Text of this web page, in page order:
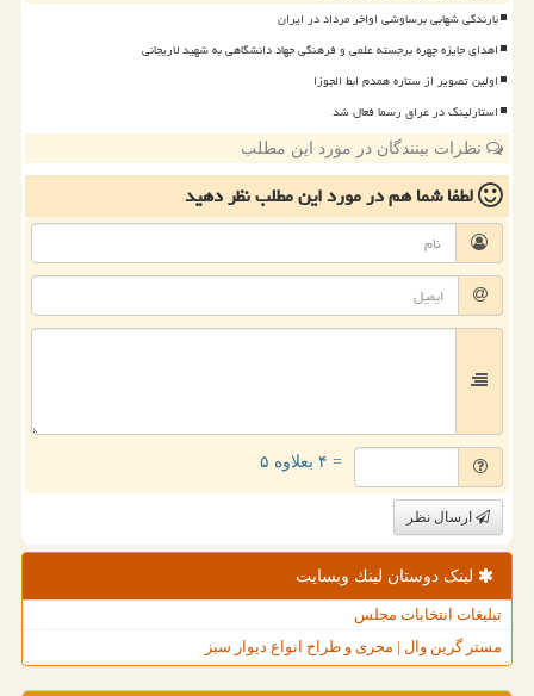
بارندگی شهابی برساوشی اواخر مرداد در ایران
اهدای جایزه چهره برجسته علمی و فرهنگی جهاد دانشگاهی به شهید لاریجانی
اولین تصویر از ستاره همدم ابط الجوزا
استارلینک در عراق رسما فعال شد
نظرات بینندگان در مورد این مطلب
لطفا شما همدر مورد این مطلبنظر دهید
= ۴ بعلاوه ۵
ارسال نظر
لینک دوستان لینك وبسایت
تبلیغات انتخابات مجلس
مستر گرین وال | مجری و طراح انواع دیوار سبز